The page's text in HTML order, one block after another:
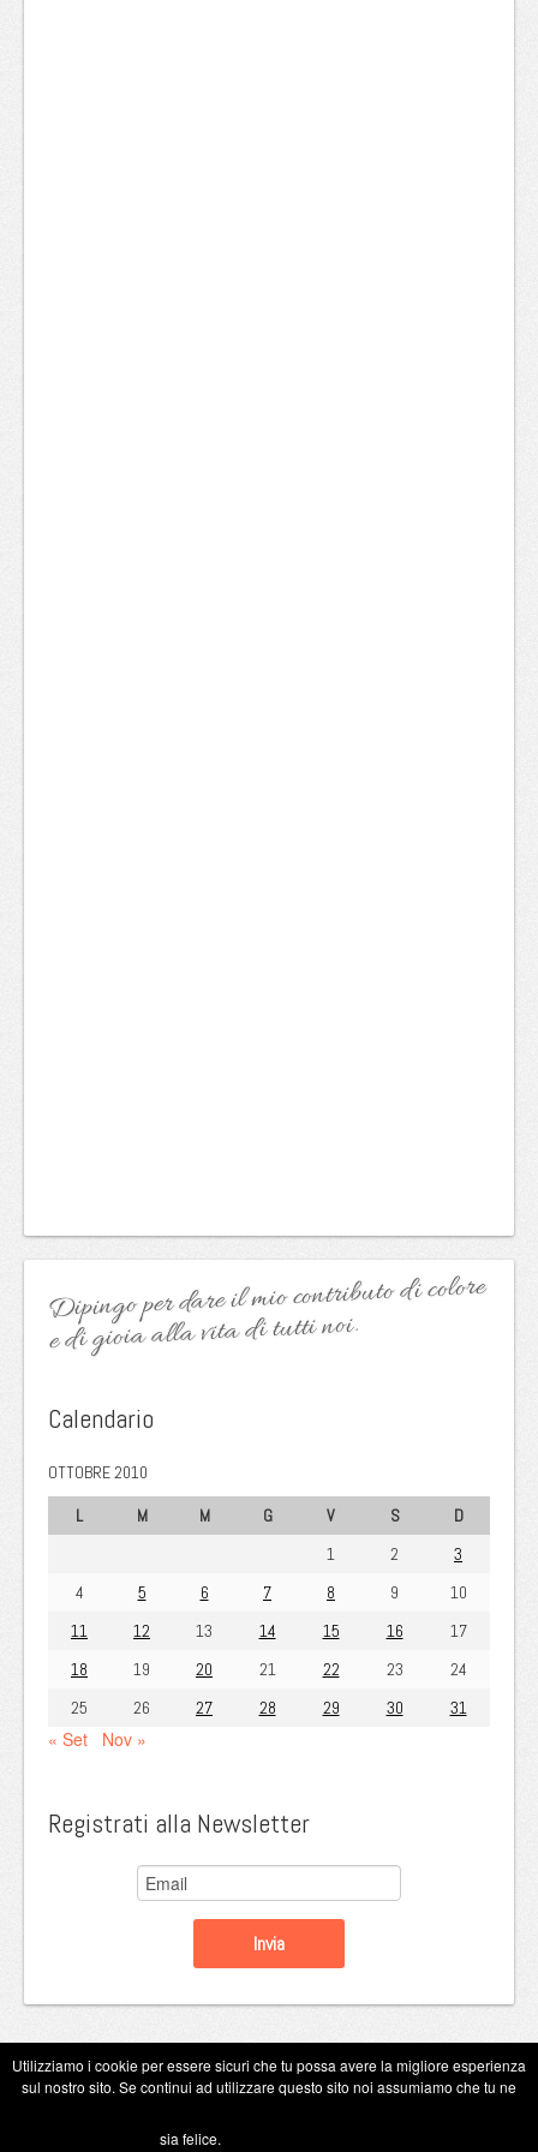
Dipingo per dare il mio contributo di colore
e di gioia alla vita di tutti noi.
Calendario
OTTOBRE 2010
L
M M G V S
D
1
2
3
4
5 6 7 8 9
10
11
12 13 14 15 16
17
18
19 20 21 22 23
24
25
26 27 28 29 30 31
« Set Nov »
Registrati alla Newsletter
Copyright Eugenio Guarini 2026
Utilizziamo i cookie per essere sicuri che tu possa avere la migliore esperienza
sul nostro sito. Se continui ad utilizzare questo sito noi assumiamo che tu ne
sia felice.